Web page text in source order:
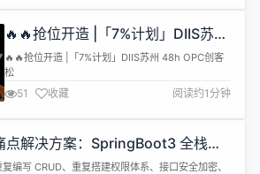
🔥🔥抢位开造 |「7%计划」DIIS苏州
48h OPC创客松
🔥🔥抢位开造 |「7%计划」DIIS苏州 48h OPC创客
松
51 收藏 阅读约1分钟
点解决方案：SpringBoot3 全栈开
技术解析
编写 CRUD、重复搭建权限体系、接口安全加密、